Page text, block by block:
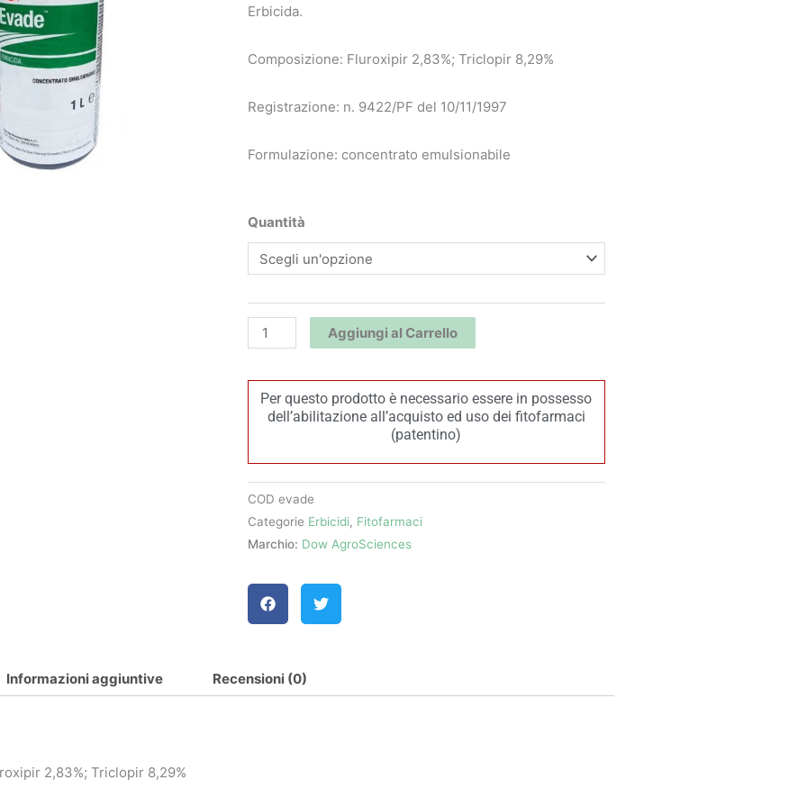
da
15,00 €
Erbicida.
Composizione: Fluroxipir 2,83%; Triclopir 8,29%
Registrazione: n. 9422/PF del 10/11/1997
Formulazione: concentrato emulsionabile
Quantità
Evade
-
Corteva
Aggiungi al Carrello
Per questo prodotto è necessario essere in possesso
dell’abilitazione all’acquisto ed uso dei fitofarmaci
(patentino)
COD evade
Categorie Erbicidi, Fitofarmaci
Marchio: Dow AgroSciences
Informazioni aggiuntive Recensioni (0)
2,83%; Triclopir 8,29%